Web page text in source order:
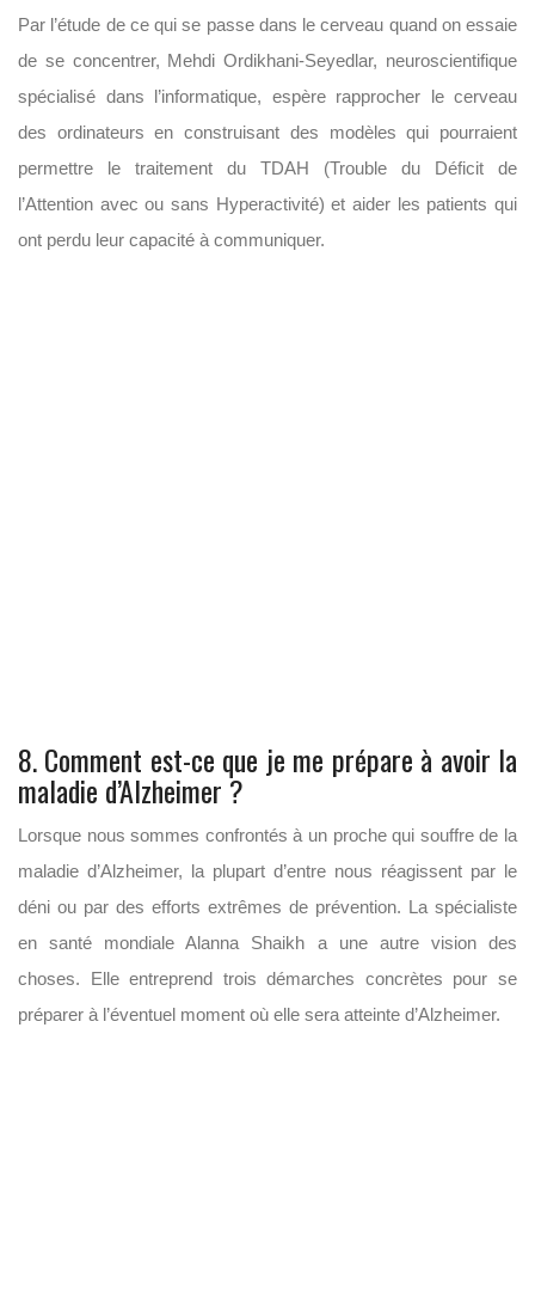
Par l’étude de ce qui se passe dans le cerveau quand on essaie
de se concentrer, Mehdi Ordikhani-Seyedlar, neuroscientifique
spécialisé dans l’informatique, espère rapprocher le cerveau
des ordinateurs en construisant des modèles qui pourraient
permettre le traitement du TDAH (Trouble du Déficit de
l’Attention avec ou sans Hyperactivité) et aider les patients qui
ont perdu leur capacité à communiquer.
8. Comment est-ce que je me prépare à avoir la
maladie d’Alzheimer ?
Lorsque nous sommes confrontés à un proche qui souffre de la
maladie d’Alzheimer, la plupart d’entre nous réagissent par le
déni ou par des efforts extrêmes de prévention. La spécialiste
en santé mondiale Alanna Shaikh a une autre vision des
choses. Elle entreprend trois démarches concrètes pour se
préparer à l’éventuel moment où elle sera atteinte d’Alzheimer.